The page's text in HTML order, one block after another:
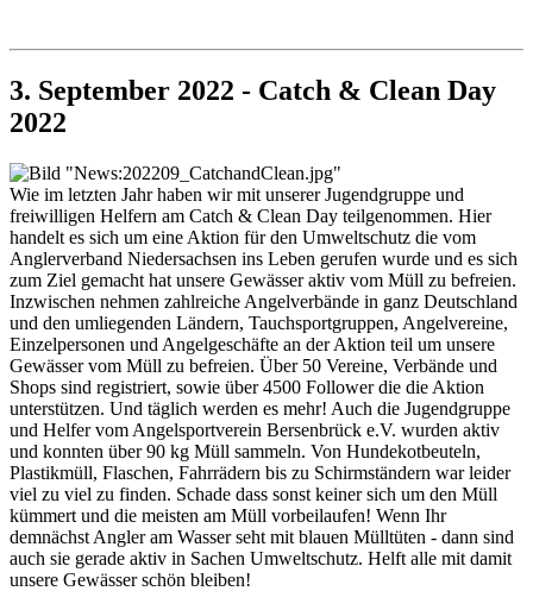
3. September 2022 - Catch & Clean Day
2022
Wie im letzten Jahr haben wir mit unserer Jugendgruppe und
freiwilligen Helfern am Catch & Clean Day teilgenommen. Hier
handelt es sich um eine Aktion für den Umweltschutz die vom
Anglerverband Niedersachsen ins Leben gerufen wurde und es sich
zum Ziel gemacht hat unsere Gewässer aktiv vom Müll zu befreien.
Inzwischen nehmen zahlreiche Angelverbände in ganz Deutschland
und den umliegenden Ländern, Tauchsportgruppen, Angelvereine,
Einzelpersonen und Angelgeschäfte an der Aktion teil um unsere
Gewässer vom Müll zu befreien. Über 50 Vereine, Verbände und
Shops sind registriert, sowie über 4500 Follower die die Aktion
unterstützen. Und täglich werden es mehr! Auch die Jugendgruppe
und Helfer vom Angelsportverein Bersenbrück e.V. wurden aktiv
und konnten über 90 kg Müll sammeln. Von Hundekotbeuteln,
Plastikmüll, Flaschen, Fahrrädern bis zu Schirmständern war leider
viel zu viel zu finden. Schade dass sonst keiner sich um den Müll
kümmert und die meisten am Müll vorbeilaufen! Wenn Ihr
demnächst Angler am Wasser seht mit blauen Mülltüten - dann sind
auch sie gerade aktiv in Sachen Umweltschutz. Helft alle mit damit
unsere Gewässer schön bleiben!